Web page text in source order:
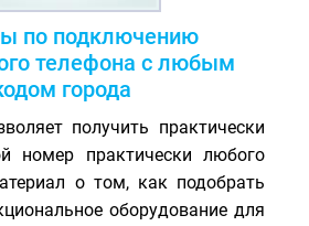
по подключению
телефона с любым
города
получить практически
номер практически любого
о том, как подобрать
оборудование для